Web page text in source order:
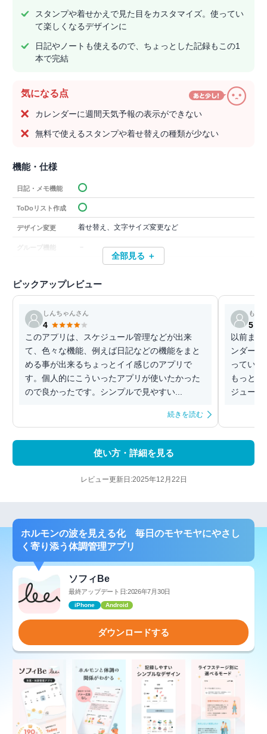
スタンプや着せかえで見た目をカスタマイズ。使ってい
て楽しくなるデザインに
日記やノートも使えるので、ちょっとした記録もこの1
本で完結
気になる点
カレンダーに週間天気予報の表示ができない
無料で使えるスタンプや着せ替えの種類が少ない
機能・仕様
日記・メモ機能
ToDoリスト作成
デザイン変更 着せ替え、文字サイズ変更など
－
全部見る ＋
ピックアップレビュー
しんちゃんさん
4
このアプリは、スケジュール管理などが出来
て、色々な機能、例えば日記などの機能をまと
める事が出来るちょっとイイ感じのアプリで
す。個人的にこういったアプリが使いたかった
ので良かったです。シンプルで見やすい...
続きを読む
もち
5
以前ま
ンダー
ってい
もっと
ジュール
使い方・詳細を見る
レビュー更新日:2025年12月22日
ホルモンの波を見える化 毎日のモヤモヤにやさし
く寄り添う体調管理アプリ
ソフィBe
最終アップデート日:2026年7月30日
iPhone Android
ダウンロードする